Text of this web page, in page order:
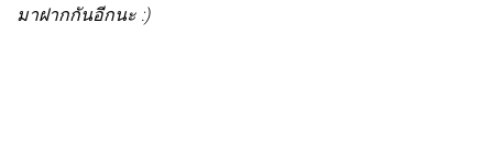
มาฝากกันอีกนะ :)